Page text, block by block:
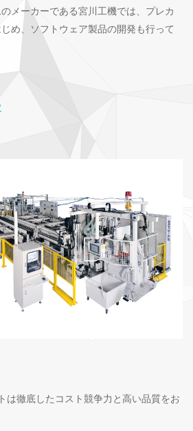
メーカーである宮川工機では、プレカ
め、ソフトウェア製品の開発も行って
は徹底したコスト競争力と高い品質をお